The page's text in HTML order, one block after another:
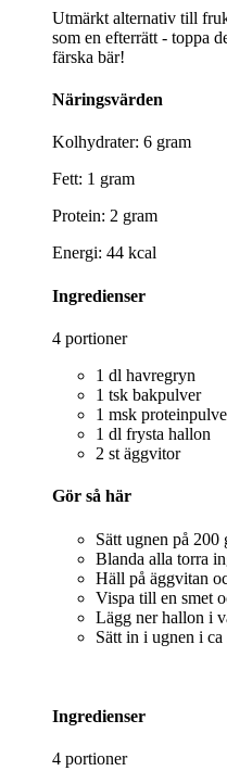
Utmärkt alternativ till
som en efterrätt - toppa
färska bär!
Näringsvärden
Kolhydrater: 6 gram
Fett: 1 gram
Protein: 2 gram
Energi: 44 kcal
Ingredienser
4 portioner
1 dl havregryn
1 tsk bakpulver
1 msk
1 dl frysta hallon
2 st äggvitor
Gör så här
Sätt ugnen på 200
Blanda alla torra
Häll på äggvitan
Vispa till en smet
Lägg ner hallon i
Sätt in i ugnen i ca
Ingredienser
4 portioner